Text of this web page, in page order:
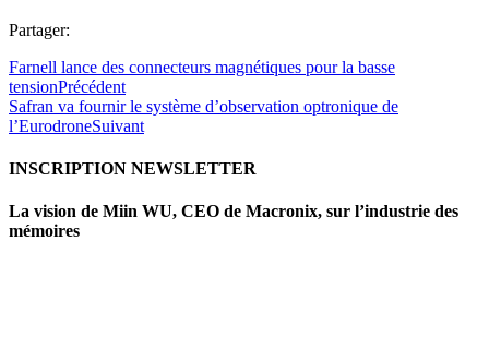
Partager:
Farnell lance des connecteurs magnétiques pour la basse
tensionPrécédent
Safran va fournir le système d’observation optronique de
l’EurodroneSuivant
INSCRIPTION NEWSLETTER
La vision de Miin WU, CEO de Macronix, sur l’industrie des
mémoires